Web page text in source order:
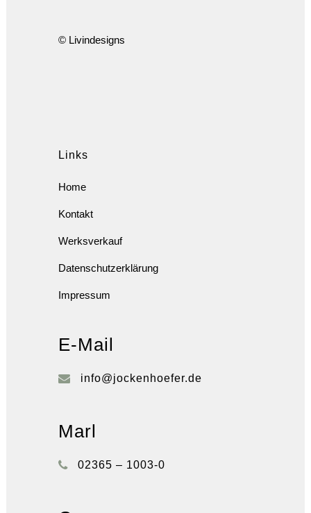
© Livindesigns
Links
Home
Kontakt
Werksverkauf
Datenschutzerklärung
Impressum
E-Mail
info@jockenhoefer.de
Marl
02365 – 1003-0